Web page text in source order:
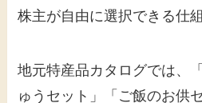
株主が自由に選択できる仕
地元特産品カタログでは、
ゅうセット」「ご飯のお供